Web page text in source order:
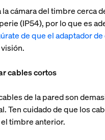
la cámara del timbre cerca
(IP54), por lo que es
de que el adaptador
cables cortos
de la pared son
Ten cuidado de que los
timbre anterior.